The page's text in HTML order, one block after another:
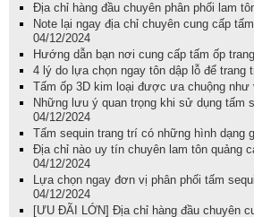
Địa chỉ hàng đầu chuyên phân phối lam
Note lại ngay địa chỉ chuyên cung cấp
04/12/2024
Hướng dẫn bạn nơi cung cấp tấm ốp
4 lý do lựa chọn ngay tôn dập lỗ để trang
Tấm ốp 3D kim loại được ưa chuộng như
Những lưu ý quan trọng khi sử dụng tấm
04/12/2024
Tấm sequin trang trí có những hình dạng
Địa chỉ nào uy tín chuyên lam tôn quảng
04/12/2024
Lựa chọn ngay đơn vị phân phối tấm
04/12/2024
[ƯU ĐÃI LỚN] Địa chỉ hàng đầu chuyên